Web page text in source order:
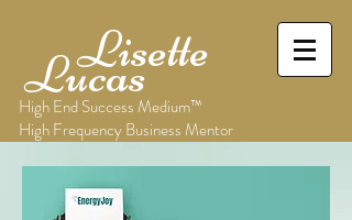
Lisette
Lucas
High End Success Medium™
High Frequency Business Mentor